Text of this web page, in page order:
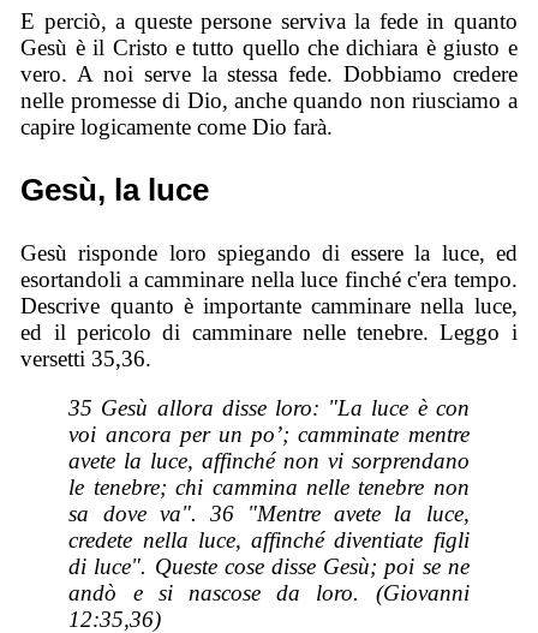
E perciò, a queste persone serviva la fede in quanto
Gesù è il Cristo e tutto quello che dichiara è giusto e
vero. A noi serve la stessa fede. Dobbiamo credere
nelle promesse di Dio, anche quando non riusciamo a
capire logicamente come Dio farà.
Gesù, la luce
Gesù risponde loro spiegando di essere la luce, ed
esortandoli a camminare nella luce finché c'era tempo.
Descrive quanto è importante camminare nella luce,
ed il pericolo di camminare nelle tenebre. Leggo i
versetti 35,36.
35 Gesù allora disse loro: "La luce è con
voi ancora per un po’; camminate mentre
avete la luce, affinché non vi sorprendano
le tenebre; chi cammina nelle tenebre non
sa dove va". 36 "Mentre avete la luce,
credete nella luce, affinché diventiate figli
di luce". Queste cose disse Gesù; poi se ne
andò e si nascose da loro. (Giovanni
12:35,36)